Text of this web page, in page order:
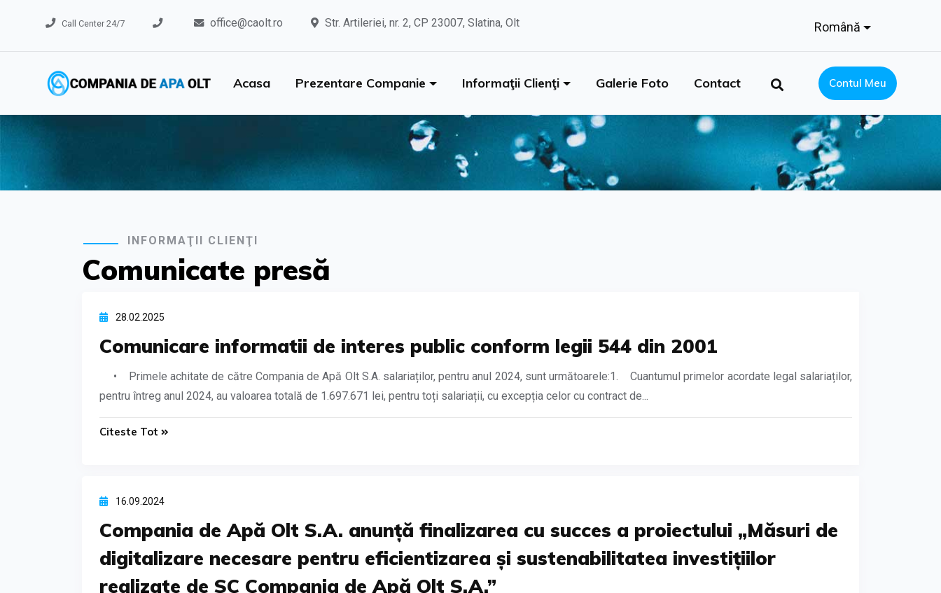
Call Center 24/7 office@caolt.ro Str. Artileriei, nr. 2, CP 23007, Slatina, Olt Română
Acasa Prezentare Companie Informaţii Clienţi Galerie Foto Contact Contul Meu
INFORMAŢII CLIENŢI
Comunicate presă
28.02.2025
Comunicare informatii de interes public conform legii 544 din 2001
• Primele achitate de către Compania de Apă Olt S.A. salariaților, pentru anul 2024, sunt următoarele:1. Cuantumul primelor acordate legal salariaților,
pentru întreg anul 2024, au valoarea totală de 1.697.671 lei, pentru toți salariații, cu excepția celor cu contract de...
Citeste Tot
16.09.2024
Compania de Apă Olt S.A. anunță finalizarea cu succes a proiectului „Măsuri de
digitalizare necesare pentru eficientizarea și sustenabilitatea investițiilor
realizate de SC Compania de Apă Olt S.A.”